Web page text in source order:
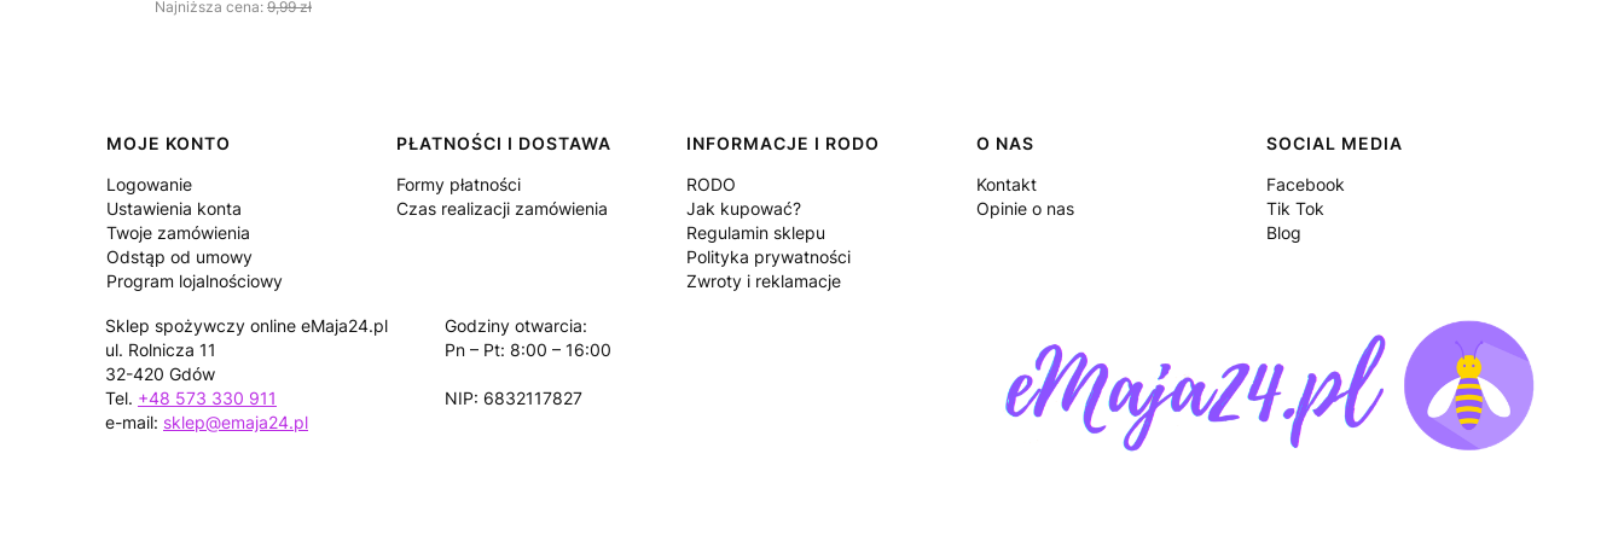
Najniższa cena: 9,99 zł
Linki w stopce
MOJE KONTO
Logowanie
Ustawienia konta
Twoje zamówienia
Odstąp od umowy
Program lojalnościowy
PŁATNOŚCI I DOSTAWA
Formy płatności
Czas realizacji zamówienia
INFORMACJE I RODO
RODO
Jak kupować?
Regulamin sklepu
Polityka prywatności
Zwroty i reklamacje
O NAS
Kontakt
Opinie o nas
SOCIAL MEDIA
Facebook
Tik Tok
Blog
Sklep spożywczy online eMaja24.pl
ul. Rolnicza 11
32-420 Gdów
Tel. +48 573 330 911
e-mail: sklep@emaja24.pl
Godziny otwarcia:
Pn – Pt: 8:00 – 16:00
NIP: 6832117827